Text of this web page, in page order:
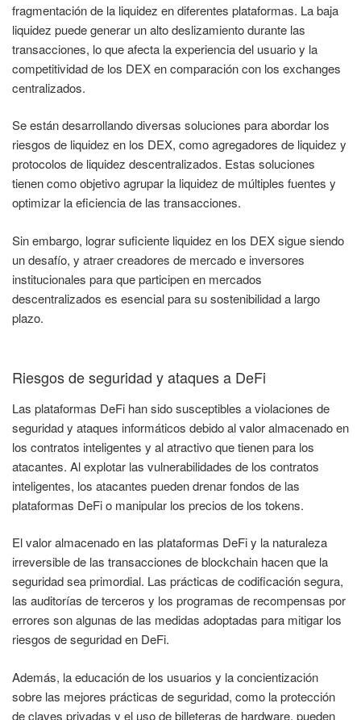
fragmentación de la liquidez en diferentes plataformas. La baja
liquidez puede generar un alto deslizamiento durante las
transacciones, lo que afecta la experiencia del usuario y la
competitividad de los DEX en comparación con los exchanges
centralizados.
Se están desarrollando diversas soluciones para abordar los
riesgos de liquidez en los DEX, como agregadores de liquidez y
protocolos de liquidez descentralizados. Estas soluciones
tienen como objetivo agrupar la liquidez de múltiples fuentes y
optimizar la eficiencia de las transacciones.
Sin embargo, lograr suficiente liquidez en los DEX sigue siendo
un desafío, y atraer creadores de mercado e inversores
institucionales para que participen en mercados
descentralizados es esencial para su sostenibilidad a largo
plazo.
Riesgos de seguridad y ataques a DeFi
Las plataformas DeFi han sido susceptibles a violaciones de
seguridad y ataques informáticos debido al valor almacenado en
los contratos inteligentes y al atractivo que tienen para los
atacantes. Al explotar las vulnerabilidades de los contratos
inteligentes, los atacantes pueden drenar fondos de las
plataformas DeFi o manipular los precios de los tokens.
El valor almacenado en las plataformas DeFi y la naturaleza
irreversible de las transacciones de blockchain hacen que la
seguridad sea primordial. Las prácticas de codificación segura,
las auditorías de terceros y los programas de recompensas por
errores son algunas de las medidas adoptadas para mitigar los
riesgos de seguridad en DeFi.
Además, la educación de los usuarios y la concientización
sobre las mejores prácticas de seguridad, como la protección
de claves privadas y el uso de billeteras de hardware, pueden